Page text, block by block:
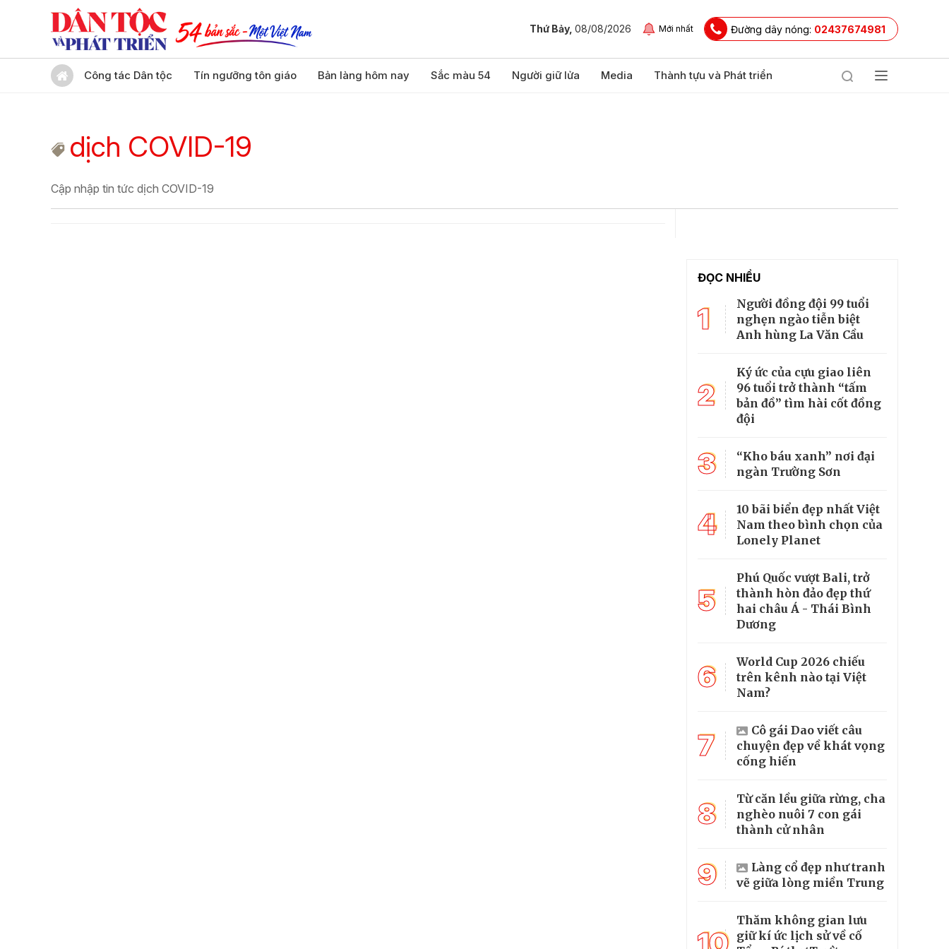
Thứ Bảy, 08/08/2026 Mới nhất Đường dây nóng: 02437674981
Công tác Dân tộc Tín ngưỡng tôn giáo Bản làng hôm nay Sắc màu 54 Người giữ lửa Media Thành tựu và Phát triển
dịch COVID-19
Cập nhập tin tức dịch COVID-19
ĐỌC NHIỀU
1
Người đồng đội 99 tuổi
nghẹn ngào tiễn biệt
Anh hùng La Văn Cầu
2
Ký ức của cựu giao liên
96 tuổi trở thành “tấm
bản đồ” tìm hài cốt đồng
đội
3
“Kho báu xanh” nơi đại
ngàn Trường Sơn
4
10 bãi biển đẹp nhất Việt
Nam theo bình chọn của
Lonely Planet
5
Phú Quốc vượt Bali, trở
thành hòn đảo đẹp thứ
hai châu Á - Thái Bình
Dương
6
World Cup 2026 chiếu
trên kênh nào tại Việt
Nam?
7
Cô gái Dao viết câu
chuyện đẹp về khát vọng
cống hiến
8
Từ căn lều giữa rừng, cha
nghèo nuôi 7 con gái
thành cử nhân
9
Làng cổ đẹp như tranh
vẽ giữa lòng miền Trung
Thăm không gian lưu
giữ kí ức lịch sử về cố